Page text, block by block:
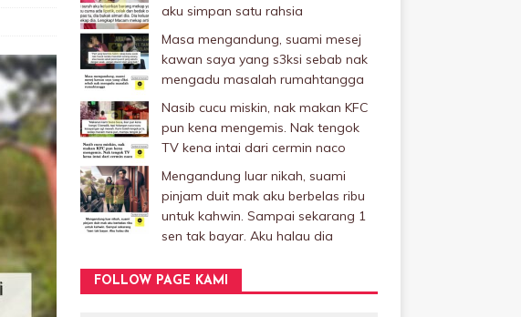
aku simpan satu rahsia
Masa mengandung, suami mesej
kawan saya yang s3ksi sebab nak
mengadu masalah rumahtangga
Nasib cucu miskin, nak makan KFC
pun kena mengemis. Nak tengok
TV kena intai dari cermin naco
Mengandung luar nikah, suami
pinjam duit mak aku berbelas ribu
untuk kahwin. Sampai sekarang 1
sen tak bayar. Aku halau dia
FOLLOW PAGE KAMI